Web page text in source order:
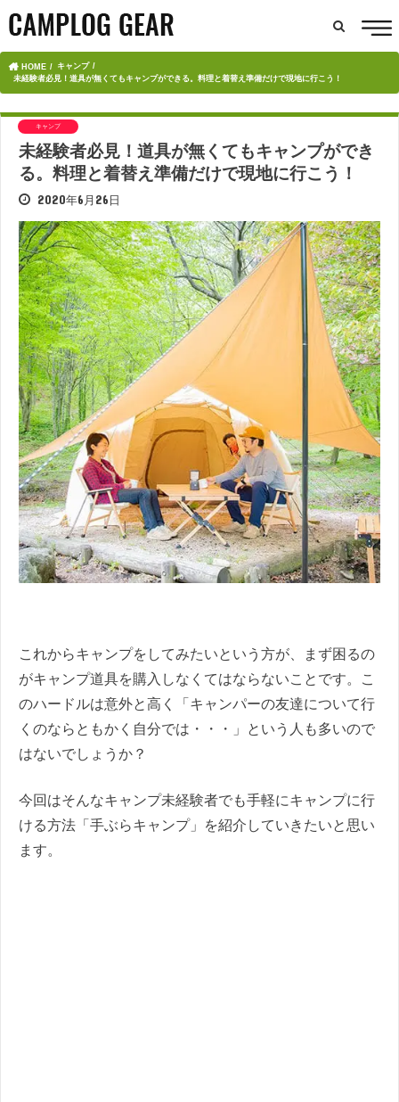
HOME
キャンプ
未経験者必見！道具が無くてもキャンプができる。料理と着替え準備だけで現地に行こう！
キャンプ
未経験者必見！道具が無くてもキャンプができ
る。料理と着替え準備だけで現地に行こう！
2020年6月26日
これからキャンプをしてみたいという方が、まず困るの
がキャンプ道具を購入しなくてはならないことです。こ
のハードルは意外と高く「キャンパーの友達について行
くのならともかく自分では・・・」という人も多いので
はないでしょうか？
今回はそんなキャンプ未経験者でも手軽にキャンプに行
ける方法「手ぶらキャンプ」を紹介していきたいと思い
ます。